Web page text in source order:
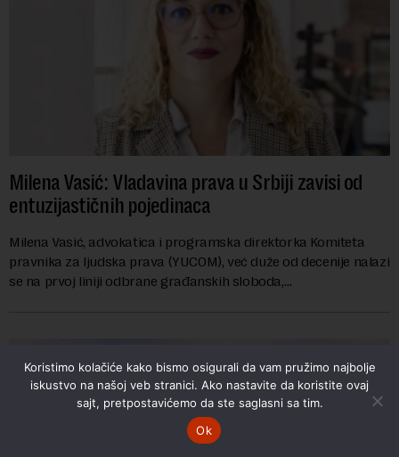
Milena Vasić: Vladavina prava u Srbiji zavisi od
entuzijastičnih pojedinaca
Milena Vasić, advokatica i programska direktorka Komiteta
pravnika za ljudska prava (YUCOM), već duže od decenije nalazi
se na prvoj liniji odbrane građanskih sloboda,
Koristimo kolačiće kako bismo osigurali da vam pružimo najbolje
iskustvo na našoj veb stranici. Ako nastavite da koristite ovaj
sajt, pretpostavićemo da ste saglasni sa tim.
Ok